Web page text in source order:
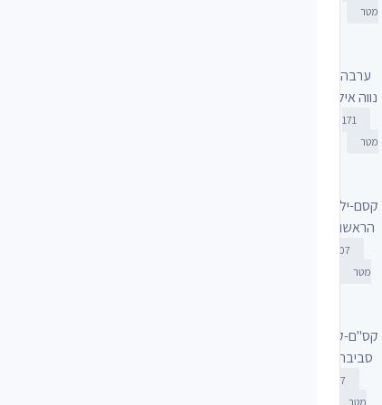
מטר
ערבה
נווה אילן
171
מטר
קסם-ילדותי
הראשונה.
707
מטר
קס"ם-קהילה
סביבה מקו
707
מטר